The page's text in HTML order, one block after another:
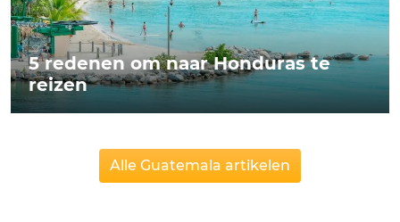
5 redenen om naar Honduras te
reizen
Alle Guatemala artikelen